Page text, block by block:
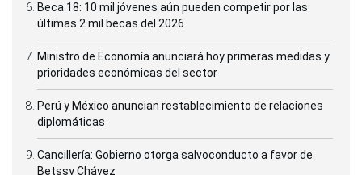
Beca 18: 10 mil jóvenes aún pueden competir por las
últimas 2 mil becas del 2026
Ministro de Economía anunciará hoy primeras medidas y
prioridades económicas del sector
Perú y México anuncian restablecimiento de relaciones
diplomáticas
Cancillería: Gobierno otorga salvoconducto a favor de
Betssy Chávez